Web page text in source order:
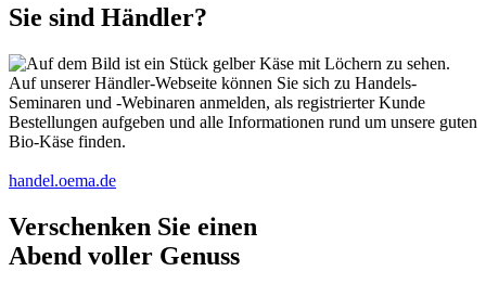
Sie sind Händler?
Auf unserer Händler-Webseite können Sie sich zu Handels-
Seminaren und -Webinaren anmelden, als registrierter Kunde
Bestellungen aufgeben und alle Informationen rund um unsere guten
Bio-Käse finden.
handel.oema.de
Verschenken Sie einen
Abend voller Genuss